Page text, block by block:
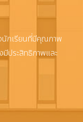
งนักเรียนที่มีคุณภาพ
ประสิทธิภาพและ